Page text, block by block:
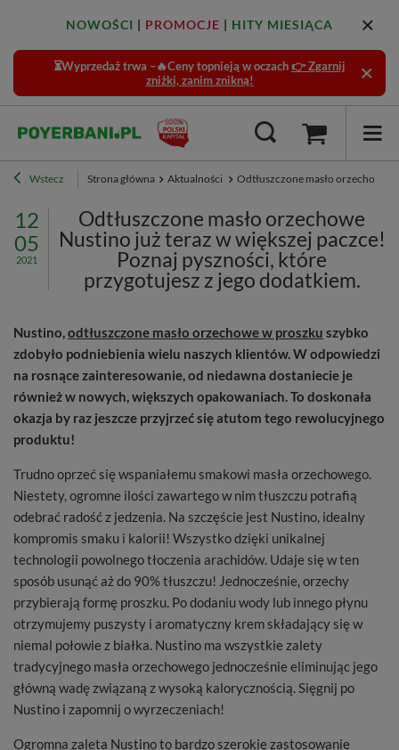
NOWOŚCI | PROMOCJE | HITY MIESIĄCA
⏳Wyprzedaż trwa –🔥Ceny topnieją w oczach 👉 Zgarnij
zniżki, zanim znikną!
Wstecz Strona główna Aktualności Odtłuszczone masło orzechowe
12
05
2021
Odtłuszczone masło orzechowe
Nustino już teraz w większej paczce!
Poznaj pyszności, które
przygotujesz z jego dodatkiem.
Nustino,odtłuszczone masło orzechowe w proszku szybko
zdobyło podniebienia wielu naszych klientów. W odpowiedzi
na rosnące zainteresowanie, od niedawna dostaniecie je
również w nowych, większych opakowaniach. To doskonała
okazja by raz jeszcze przyjrzeć się atutom tego rewolucyjnego
produktu!
Trudno oprzeć się wspaniałemu smakowi masła orzechowego.
Niestety, ogromne ilości zawartego w nim tłuszczu potrafią
odebrać radość z jedzenia. Na szczęście jest Nustino, idealny
kompromis smaku i kalorii! Wszystko dzięki unikalnej
technologii powolnego tłoczenia arachidów. Udaje się w ten
sposób usunąć aż do 90% tłuszczu! Jednocześnie, orzechy
przybierają formę proszku. Po dodaniu wody lub innego płynu
otrzymujemy puszysty i aromatyczny krem składający się w
niemal połowie z białka. Nustino ma wszystkie zalety
tradycyjnego masła orzechowego jednocześnie eliminując jego
główną wadę związaną z wysoką kalorycznością. Sięgnij po
Nustino i zapomnij o wyrzeczeniach!
Ogromna zaleta Nustino to bardzo szerokie zastosowanie